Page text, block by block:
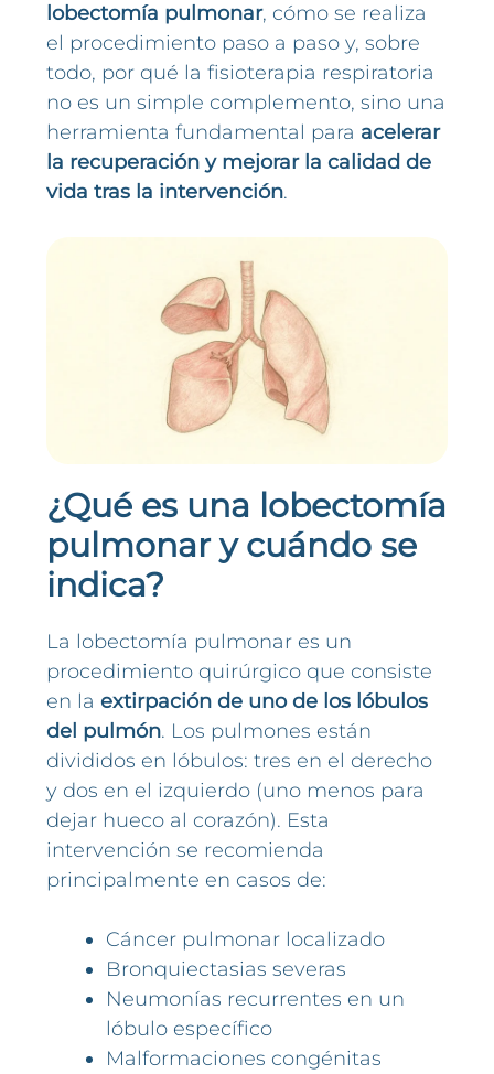
lobectomía pulmonar, cómo se realiza
el procedimiento paso a paso y, sobre
todo, por qué la fisioterapia respiratoria
no es un simple complemento, sino una
herramienta fundamental para acelerar
la recuperación y mejorar la calidad de
vida tras la intervención.
¿Qué es una lobectomía
pulmonar y cuándo se
indica?
La lobectomía pulmonar es un
procedimiento quirúrgico que consiste
en laextirpación de uno de los lóbulos
del pulmón. Los pulmones están
divididos en lóbulos: tres en el derecho
y dos en el izquierdo (uno menos para
dejar hueco al corazón). Esta
intervención se recomienda
principalmente en casos de:
Cáncer pulmonar localizado
Bronquiectasias severas
Neumonías recurrentes en un
lóbulo específico
Malformaciones congénitas